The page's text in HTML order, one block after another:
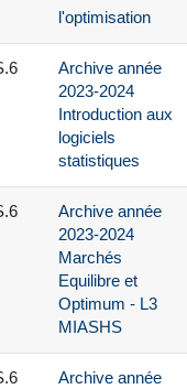
l'optimisation
Archive année
2023-2024
Introduction aux
logiciels
statistiques
Archive année
2023-2024
Marchés
Equilibre et
Optimum - L3
MIASHS
Archive année